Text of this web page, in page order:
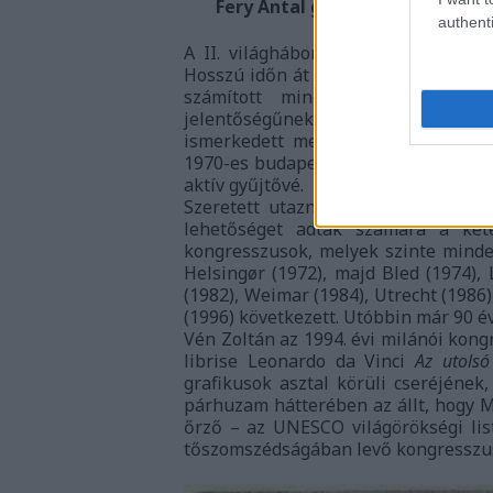
Fery Antal grafikája. Jelzet:
A II. világháborút követően az
Hosszú időn át a Kisgrafika
számított mind hazai, mind
jelentőségűnek bizonyult a
ismerkedett meg a Semsey
1970-es budapesti XIII. Nemzetközi
aktív gyűjtővé.
Szeretett utazni, világot látni, ezt
lehetőséget adtak számára a
kongresszusok, melyek szinte
Helsingør (1972), majd Bled (1974),
(1982), Weimar (1984), Utrecht
(1996) következett. Utóbbin már 90
Vén Zoltán az 1994. évi milánói
librise Leonardo da VinciAz
grafikusok asztal körüli
párhuzam hátterében az állt, hogy
őrző – az UNESCO világörökségi
tőszomszédságában levő